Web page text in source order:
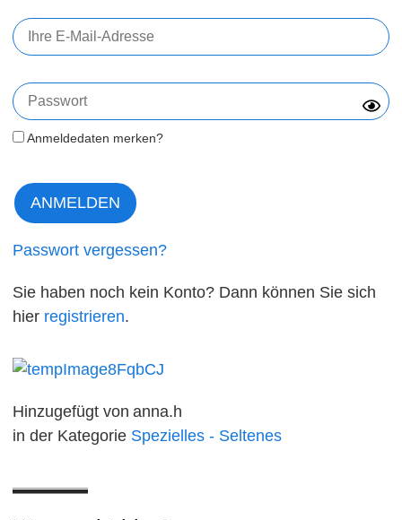
Hinzugefügt von anna.h
in der Kategorie Spezielles - Seltenes
Anmeldedaten merken?
Passwort vergessen?
Sie haben noch kein Konto? Dann können Sie sich
hier registrieren.